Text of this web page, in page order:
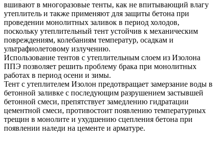
вшивают в многоразовые тенты, как не впитывающий влагу
утеплитель и также применяют для защиты бетона при
проведении монолитных заливок в период холодов,
поскольку утеплительный тент устойчив к механическим
повреждениям, колебаниям температур, осадкам и
ультрафиолетовому излучению.
Использование тентов с утеплительным слоем из Изолона
ППЭ позволяет решить проблему брака при монолитных
работах в период осени и зимы.
Тент с утеплителем Изолон предотвращает замерзание воды в
бетонной заливке с последующим разрушением застывшей
бетонной смеси, препятствует замедлению гидратации
цементной смеси, противостоит появлению температурных
трещин в монолите и ухудшению сцепления бетона при
появлении наледи на цементе и арматуре.